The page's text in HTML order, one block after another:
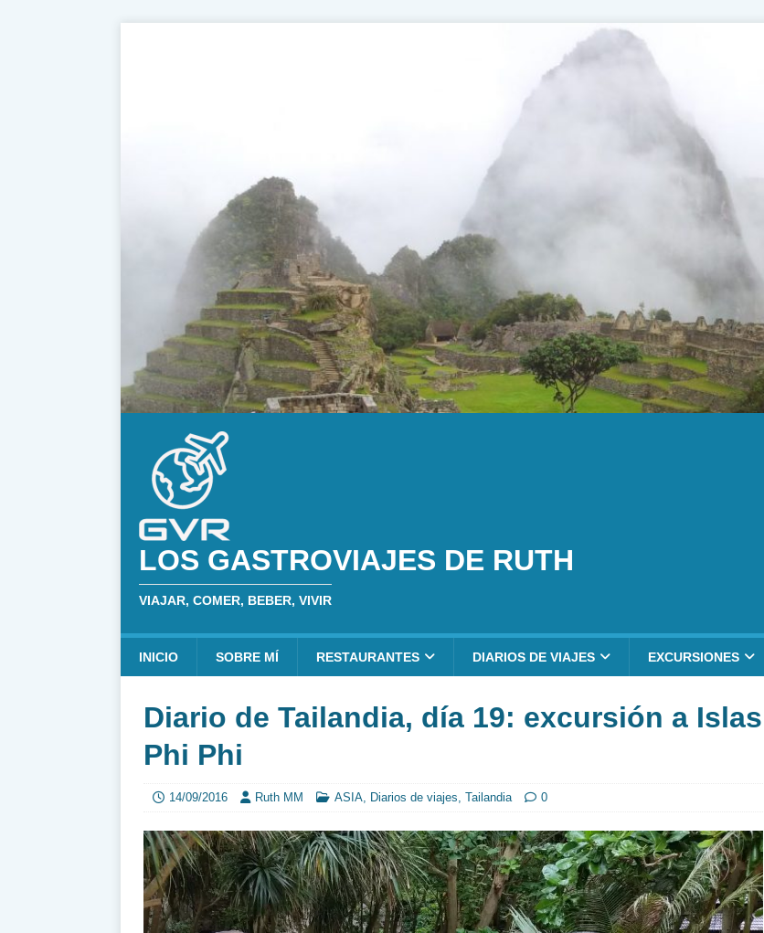
LOS GASTROVIAJES DE RUTH
VIAJAR, COMER, BEBER, VIVIR
INICIO SOBRE MÍ RESTAURANTES DIARIOS DE VIAJES EXCURSIONES
Diario de Tailandia, día 19: excursión a Islas
Phi Phi
14/09/2016 Ruth MM ASIA Diarios de viajes Tailandia 0